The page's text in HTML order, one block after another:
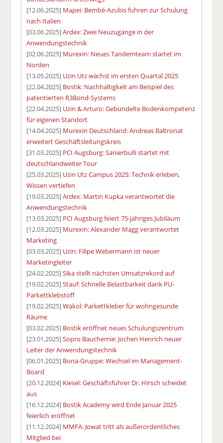
[12.06.2025] Mapei: Bembé-Azubis fuhren zur Schulung
nach Italien
[03.06.2025]Ardex: Zwei Neuzugänge in der
Anwendungstechnik
[02.06.2025] Murexin: Neues Tandemteam startet im
Norden
[13.05.2025] Uzin Utz wächst im ersten Quartal 2025
[22.04.2025] Bostik: Nachhaltigkeit am Beispiel des
patentierten R3Bond-Systems
[22.04.2025] Uzin & Arturo: Gebündelte Bodenkompetenz
für eigenen Standort
[14.04.2025] Murexin Deutschland: Andreas Baltronat
erweitert Geschäftsleitungskreis
[31.03.2025] PCI Augsburg: Sanierbulli startet mit
deutschlandweiter Tour
[25.03.2025] Uzin Utz Campus 2025: Technik erleben,
Wissen vertiefen
[19.03.2025]Ardex: Martin Kupka verantwortet die
Anwendungstechnik
[13.03.2025] PCI Augsburg feiert 75-jähriges Jubiläum
[12.03.2025] Murexin: Alexander Magg verantwortet
Marketing
[03.03.2025] Uzin: Filipe Webermann ist neuer
Marketingleiter
[24.02.2025]Sika stellt nächsten Umsatzrekord auf
[19.02.2025]Stauf: Schnelle Belastbarkeit dank PU-
Parkettklebstoff
[19.02.2025]Wakol: Parkettkleber für wohngesunde
Räume
[03.02.2025] Bostik eröffnet neues Schulungszentrum
[23.01.2025]Sopro Bauchemie: Jochen Henrich neuer
Leiter der Anwendungstechnik
[06.01.2025] Bona-Gruppe: Wechsel im Management-
Board
[20.12.2024] Kiesel: Geschäftsführer Dr. Hirsch scheidet
aus
[16.12.2024] Bostik Academy wird Ende Januar 2025
feierlich eröffnet
[11.12.2024] MMFA: Jowat tritt als außerordentliches
Mitglied bei